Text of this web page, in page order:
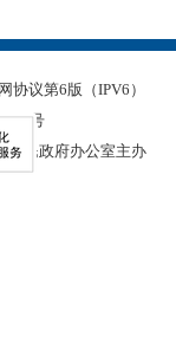
协议第6版（IPV6）
号
人民政府办公室主办